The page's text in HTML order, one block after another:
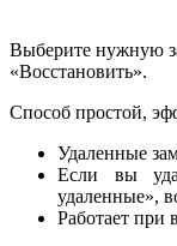
Выберите нужную
«Восстановить».
Способ простой,
Удаленные
Если вы
удаленные»,
Работает при